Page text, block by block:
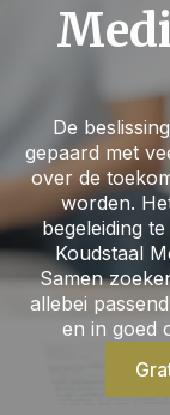
De
gepaard met
over de
worden.
begeleiding
Koudstaal
Samen
allebei
en in goed